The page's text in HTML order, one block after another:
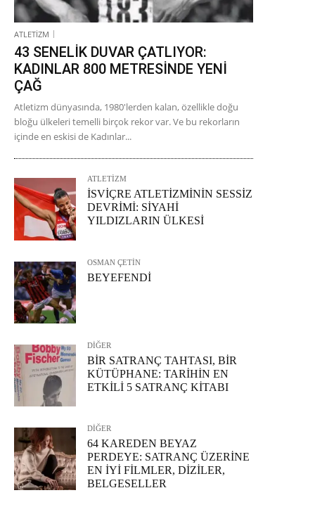
ATLETİZM
43 SENELİK DUVAR ÇATLIYOR:
KADINLAR 800 METRESİNDE YENİ
ÇAĞ
Atletizm dünyasında, 1980'lerden kalan, özellikle doğu
bloğu ülkeleri temelli birçok rekor var. Ve bu rekorların
içinde en eskisi de Kadınlar...
ATLETİZM
İSVİÇRE ATLETİZMİNİN SESSİZ
DEVRİMİ: SİYAHİ
YILDIZLARIN ÜLKESİ
OSMAN ÇETİN
BEYEFENDİ
DİĞER
BİR SATRANÇ TAHTASI, BİR
KÜTÜPHANE: TARİHİN EN
ETKİLİ 5 SATRANÇ KİTABI
DİĞER
64 KAREDEN BEYAZ
PERDEYE: SATRANÇ ÜZERİNE
EN İYİ FİLMLER, DİZİLER,
BELGESELLER